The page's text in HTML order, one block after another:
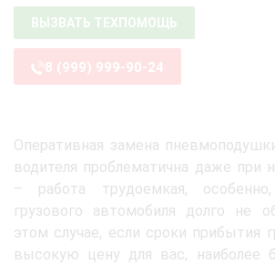
ВЫЗВАТЬ ТЕХПОМОЩЬ
8 (999) 999-90-24
Оперативная замена
водителя проблематична даже при
– работа трудоемкая,
грузового автомобиля долго не
этом случае, если сроки прибытия
высокую цену для вас, наиболее